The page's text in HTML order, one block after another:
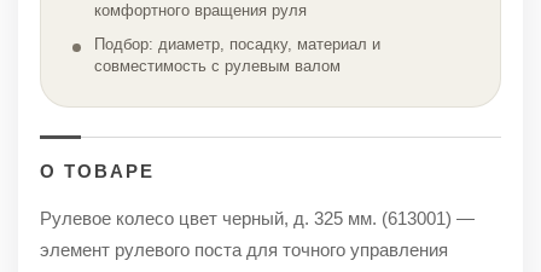
комфортного вращения руля
Подбор: диаметр, посадку, материал и
совместимость с рулевым валом
О ТОВАРЕ
Рулевое колесо цвет черный, д. 325 мм. (613001) —
элемент рулевого поста для точного управления